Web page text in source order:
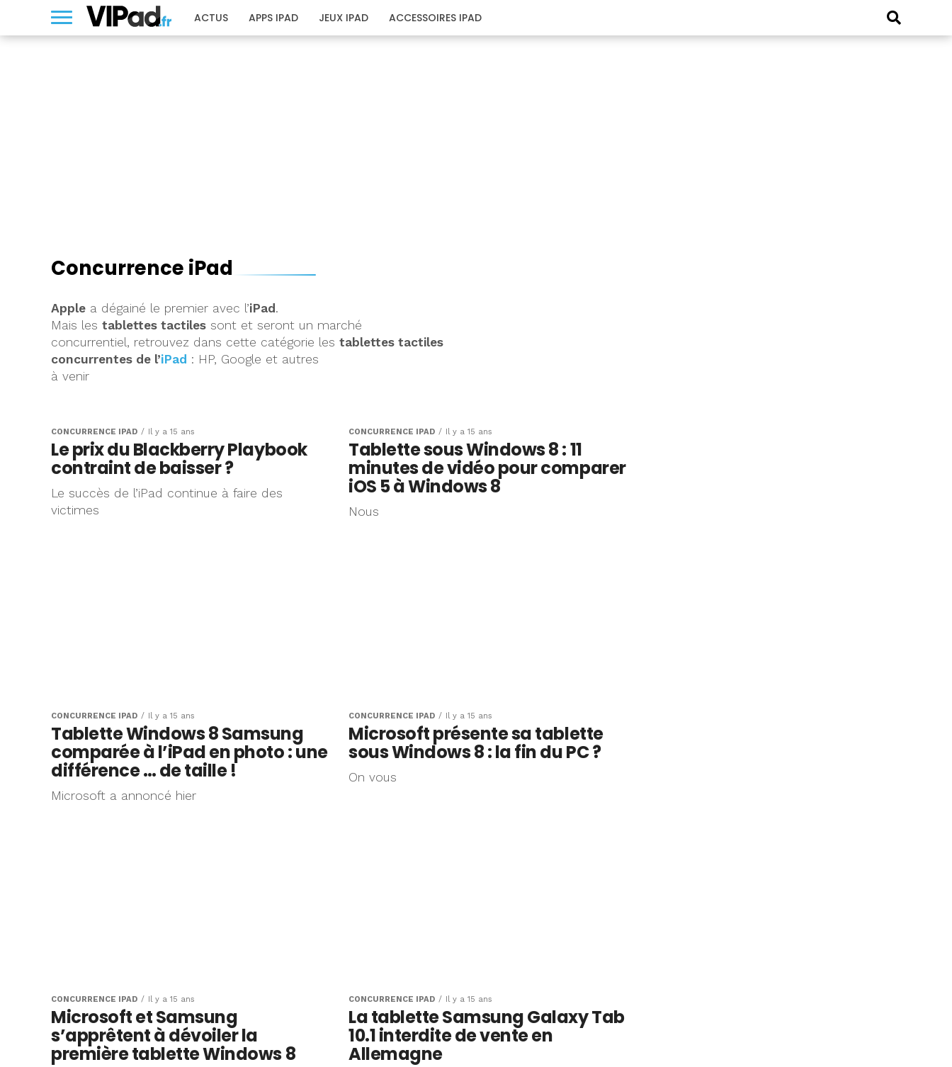
ACTUS APPS IPAD JEUX IPAD ACCESSOIRES IPAD
Concurrence iPad
Apple a dégainé le premier avec l’iPad .
Mais les tablettes tactiles sont et seront un marché
concurrentiel, retrouvez dans cette catégorie les tablettes tactiles
concurrentes de l’iPad : HP, Google et autres
à venir
CONCURRENCE IPAD Il y a 15 ans
Le prix du Blackberry Playbook
contraint de baisser ?
Le succès de l’iPad continue à faire des
victimes
CONCURRENCE IPAD Il y a 15 ans
Tablette sous Windows 8 : 11
minutes de vidéo pour comparer
iOS 5 à Windows 8
Nous
CONCURRENCE IPAD Il y a 15 ans
Tablette Windows 8 Samsung
comparée à l’iPad en photo : une
différence … de taille !
Microsoft a annoncé hier
CONCURRENCE IPAD Il y a 15 ans
Microsoft présente sa tablette
sous Windows 8 : la fin du PC ?
On vous
CONCURRENCE IPAD Il y a 15 ans
Microsoft et Samsung
s’apprêtent à dévoiler la
première tablette Windows 8
CONCURRENCE IPAD Il y a 15 ans
La tablette Samsung Galaxy Tab
10.1 interdite de vente en
Allemagne